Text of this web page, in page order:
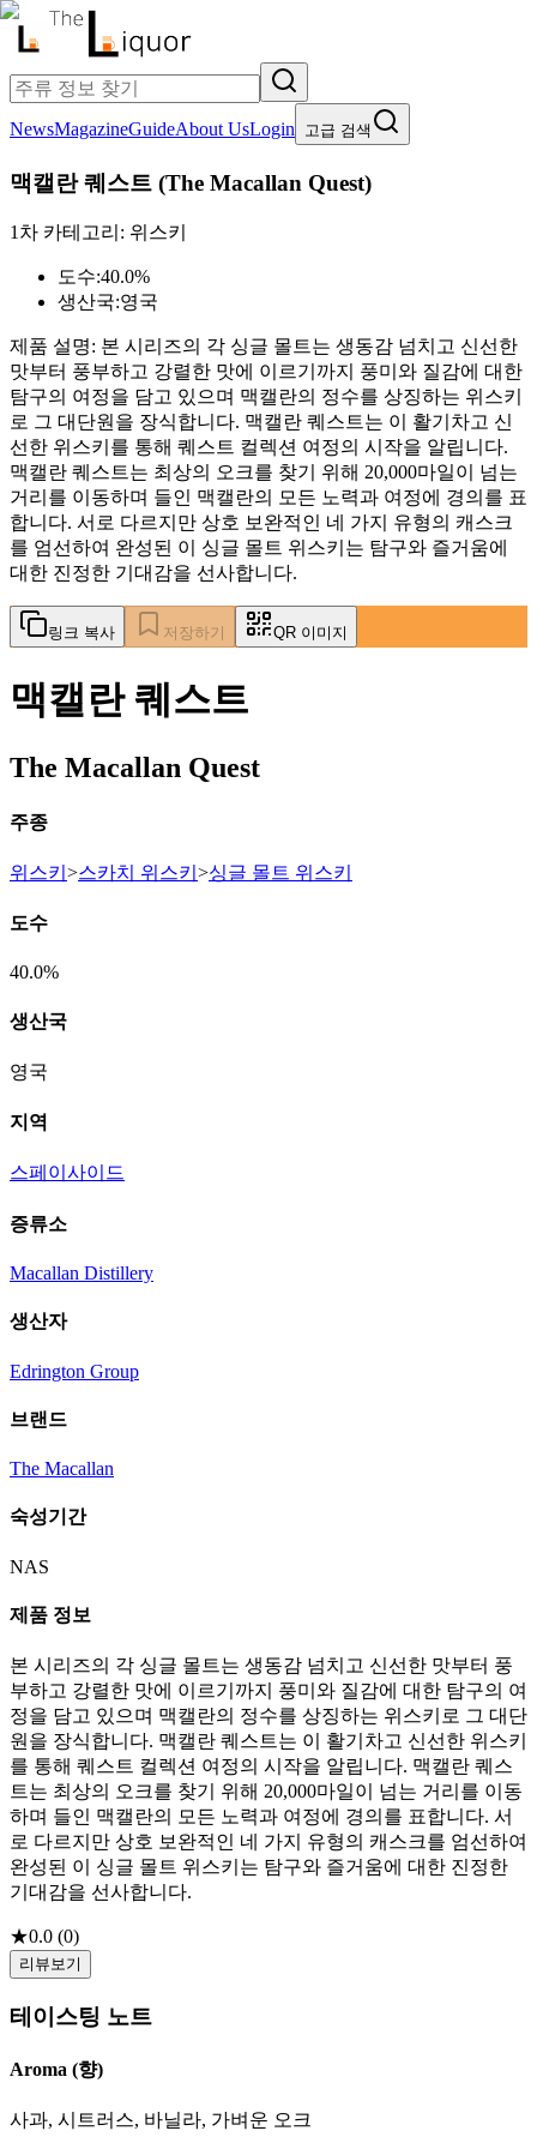
NewsMagazineGuideAbout UsLogin 고급 검색
맥캘란 퀘스트 (The Macallan Quest)
1차 카테고리: 위스키
도수:40.0%
생산국:영국
제품 설명: 본 시리즈의 각 싱글 몰트는 생동감 넘치고 신선한
맛부터 풍부하고 강렬한 맛에 이르기까지 풍미와 질감에 대한
탐구의 여정을 담고 있으며 맥캘란의 정수를 상징하는 위스키
로 그 대단원을 장식합니다. 맥캘란 퀘스트는 이 활기차고 신
선한 위스키를 통해 퀘스트 컬렉션 여정의 시작을 알립니다.
맥캘란 퀘스트는 최상의 오크를 찾기 위해 20,000마일이 넘는
거리를 이동하며 들인 맥캘란의 모든 노력과 여정에 경의를 표
합니다. 서로 다르지만 상호 보완적인 네 가지 유형의 캐스크
를 엄선하여 완성된 이 싱글 몰트 위스키는 탐구와 즐거움에
대한 진정한 기대감을 선사합니다.
링크 복사 저장하기 QR 이미지
맥캘란 퀘스트
The Macallan Quest
주종
위스키 >스카치 위스키 >싱글 몰트 위스키
도수
40.0%
생산국
영국
지역
스페이사이드
증류소
Macallan Distillery
생산자
Edrington Group
브랜드
The Macallan
숙성기간
NAS
제품 정보
본 시리즈의 각 싱글 몰트는 생동감 넘치고 신선한 맛부터 풍
부하고 강렬한 맛에 이르기까지 풍미와 질감에 대한 탐구의 여
정을 담고 있으며 맥캘란의 정수를 상징하는 위스키로 그 대단
원을 장식합니다. 맥캘란 퀘스트는 이 활기차고 신선한 위스키
를 통해 퀘스트 컬렉션 여정의 시작을 알립니다. 맥캘란 퀘스
트는 최상의 오크를 찾기 위해 20,000마일이 넘는 거리를 이동
하며 들인 맥캘란의 모든 노력과 여정에 경의를 표합니다. 서
로 다르지만 상호 보완적인 네 가지 유형의 캐스크를 엄선하여
완성된 이 싱글 몰트 위스키는 탐구와 즐거움에 대한 진정한
기대감을 선사합니다.
★0.0 (0)
리뷰보기
테이스팅 노트
Aroma (향)
사과, 시트러스, 바닐라, 가벼운 오크